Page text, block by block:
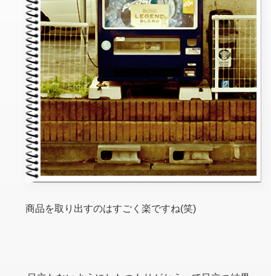
商品を取り出すのはすごく楽ですね(笑)